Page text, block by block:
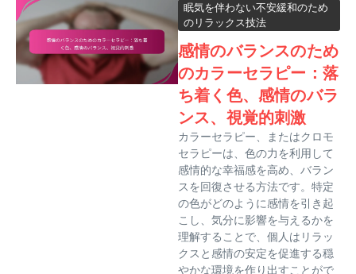
眠気を伴わない不安緩和のため
のリラックス技法
感情のバランスのため
のカラーセラピー：落
ち着く色、感情のバラ
ンス、視覚的刺激
カラーセラピー、またはクロモ
セラピーは、色の力を利用して
感情的な幸福感を高め、バラン
スを回復させる方法です。特定
の色がどのように感情を引き起
こし、気分に影響を与えるかを
理解することで、個人はリラッ
クスと感情の安定を促進する穏
やかな環境を作り出すことがで